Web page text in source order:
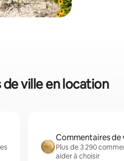
de ville en location
Commentaires de
Plus de 3 290
aider à choisir